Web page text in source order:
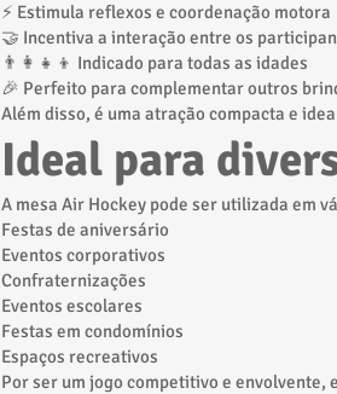
⚡ Estimula reflexos e coordenação motora
🤝 Incentiva a interação entre os
👨‍👩‍👧‍👦 Indicado para todas as idades
🎉 Perfeito para complementar outros
Além disso, é uma atração compacta e
Ideal para
A mesa Air Hockey pode ser utilizada em
Festas de aniversário
Eventos corporativos
Confraternizações
Eventos escolares
Festas em condomínios
Espaços recreativos
Por ser um jogo competitivo e